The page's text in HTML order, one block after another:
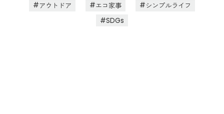
アウトドア
エコ家事
シンプルライフ
SDGs